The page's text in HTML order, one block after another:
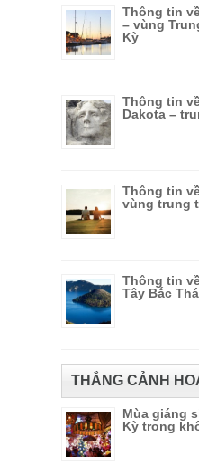
Thông tin
– vùng
Kỳ
Thông tin
Dakota –
Thông tin
vùng trung
Thông tin
Tây Bắc
THẮNG CẢNH
Mùa giáng
Kỳ trong